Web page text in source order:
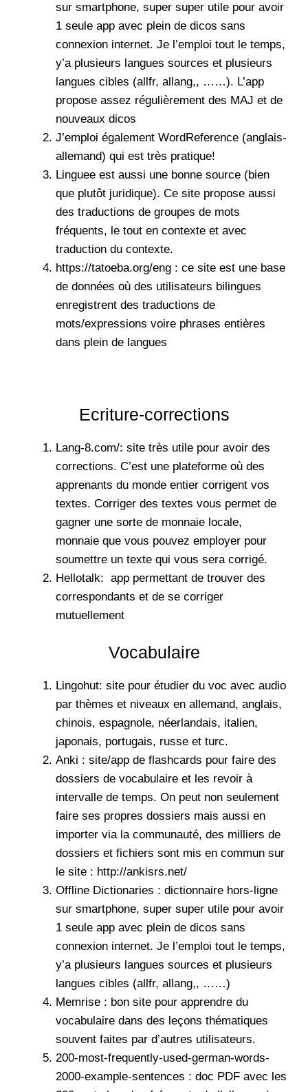
sur smartphone, super super utile pour avoir
1 seule app avec plein de dicos sans
connexion internet. Je l’emploi tout le temps,
y’a plusieurs langues sources et plusieurs
langues cibles (allfr, allang,, ……). L’app
propose assez régulièrement des MAJ et de
nouveaux dicos
J’emploi également WordReference (anglais-
allemand) qui est très pratique!
Linguee est aussi une bonne source (bien
que plutôt juridique). Ce site propose aussi
des traductions de groupes de mots
fréquents, le tout en contexte et avec
traduction du contexte.
https://tatoeba.org/eng : ce site est une base
de données où des utilisateurs bilingues
enregistrent des traductions de
mots/expressions voire phrases entières
dans plein de langues
Ecriture-corrections
Lang-8.com/: site très utile pour avoir des
corrections. C’est une plateforme où des
apprenants du monde entier corrigent vos
textes. Corriger des textes vous permet de
gagner une sorte de monnaie locale,
monnaie que vous pouvez employer pour
soumettre un texte qui vous sera corrigé.
Hellotalk: app permettant de trouver des
correspondants et de se corriger
mutuellement
Vocabulaire
Lingohut: site pour étudier du voc avec audio
par thèmes et niveaux en allemand, anglais,
chinois, espagnole, néerlandais, italien,
japonais, portugais, russe et turc.
Anki : site/app de flashcards pour faire des
dossiers de vocabulaire et les revoir à
intervalle de temps. On peut non seulement
faire ses propres dossiers mais aussi en
importer via la communauté, des milliers de
dossiers et fichiers sont mis en commun sur
le site : http://ankisrs.net/
Offline Dictionaries : dictionnaire hors-ligne
sur smartphone, super super utile pour avoir
1 seule app avec plein de dicos sans
connexion internet. Je l’emploi tout le temps,
y’a plusieurs langues sources et plusieurs
langues cibles (allfr, allang,, ……)
Memrise : bon site pour apprendre du
vocabulaire dans des leçons thématiques
souvent faites par d’autres utilisateurs.
200-most-frequently-used-german-words-
2000-example-sentences : doc PDF avec les